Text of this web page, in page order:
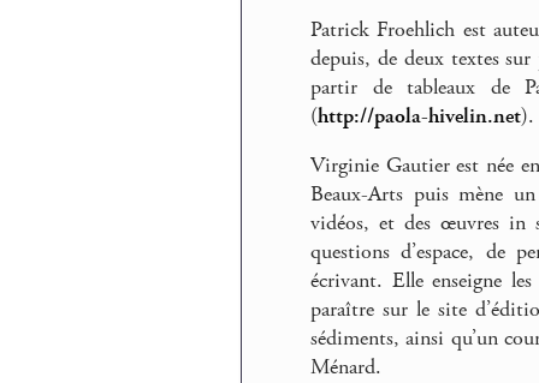
Patrick Froehlich est
depuis, de deux textes
partir de tableaux de
(http://paola-hivelin.net).
Virginie Gautier est née
Beaux-Arts puis mène
vidéos, et des œuvres in
questions d’espace, de
écrivant. Elle enseigne
paraître sur le site
sédiments, ainsi qu’un
Ménard.